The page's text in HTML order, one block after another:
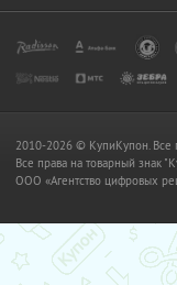
2010-2026 © КупиКупон. Все
Все права на товарный знак
OOO «Агентство цифровых